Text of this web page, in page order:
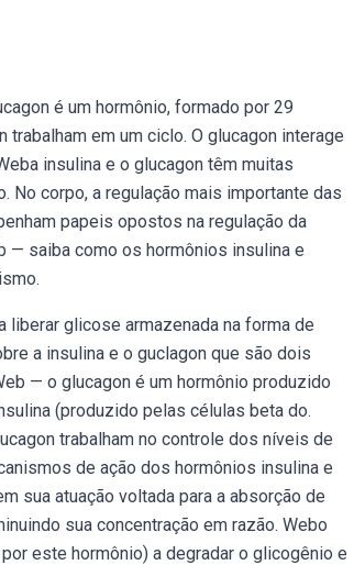
é um hormônio, formado por 29
em um ciclo. O glucagon interage
insulina e o glucagon têm muitas
corpo, a regulação mais importante das
papeis opostos na regulação da
— saiba como os hormônios insulina e
liberar glicose armazenada na forma de
a insulina e o guclagon que são dois
— o glucagon é um hormônio produzido
(produzido pelas células beta do.
trabalham no controle dos níveis de
de ação dos hormônios insulina e
sua atuação voltada para a absorção de
sua concentração em razão. Webo
este hormônio) a degradar o glicogênio e